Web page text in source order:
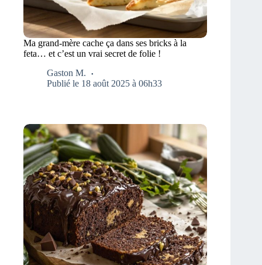
Ma grand-mère cache ça dans ses bricks à la
feta… et c’est un vrai secret de folie !
Gaston M.
Publié le 18 août 2025 à 06h33